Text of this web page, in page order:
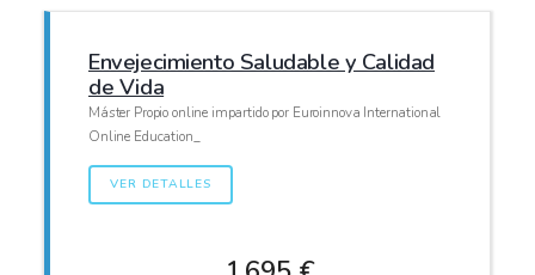
Envejecimiento Saludable y Calidad
de Vida
Máster Propio online impartido por Euroinnova International
Online Education_
VER DETALLES